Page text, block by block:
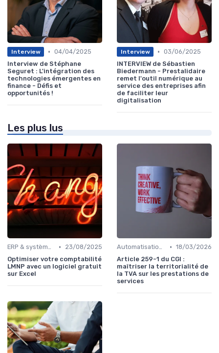
Interview • 04/04/2025
Interview de Stéphane
Seguret : L'intégration des
technologies émergentes en
finance - Défis et
opportunités !
Interview • 03/06/2025
INTERVIEW de Sébastien
Biedermann - Prestalidaire
remet l'outil numérique au
service des entreprises afin
de faciliter leur
digitalisation
Les plus lus
ERP & systèmes financiers •
23/08/2025
Optimiser votre comptabilité
LMNP avec un logiciel gratuit
sur Excel
Automatisation des processus financiers • 18/03/2026
Article 259-1 du CGI :
maîtriser la territorialité de
la TVA sur les prestations de
services